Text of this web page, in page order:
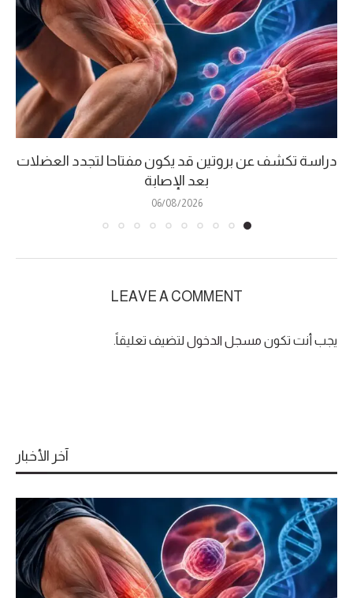
دراسة تكشف عن بروتين قد يكون مفتاحا لتجدد العضلات
بعد الإصابة
06/08/2026
LEAVE A COMMENT
يجب أنت تكون مسجل الدخول لتضيف تعليقاً.
آخر الأخبار